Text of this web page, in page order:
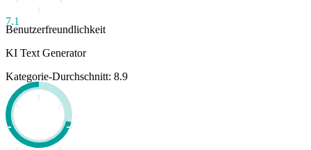
7.1
Benutzerfreundlichkeit
KI Text Generator
Kategorie-Durchschnitt: 8.9